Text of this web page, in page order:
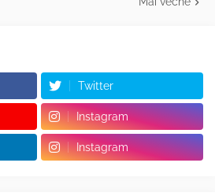
Twitter
Instagram
Instagram